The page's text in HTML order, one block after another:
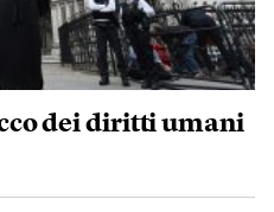
dei diritti umani